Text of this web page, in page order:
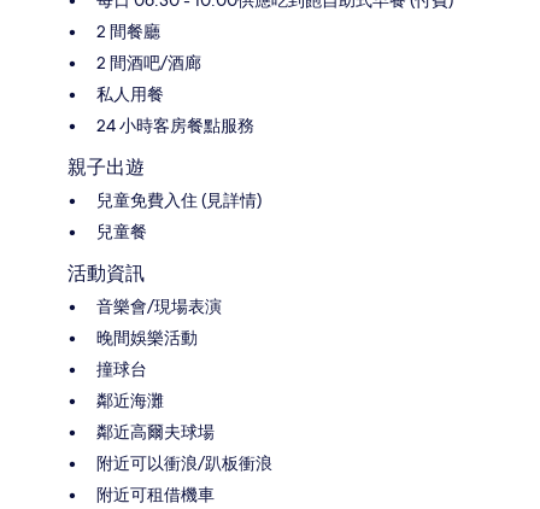
2 間餐廳
2 間酒吧/酒廊
私人用餐
24 小時客房餐點服務
親子出遊
兒童免費入住 (見詳情)
兒童餐
活動資訊
音樂會/現場表演
晚間娛樂活動
撞球台
鄰近海灘
鄰近高爾夫球場
附近可以衝浪/趴板衝浪
附近可租借機車